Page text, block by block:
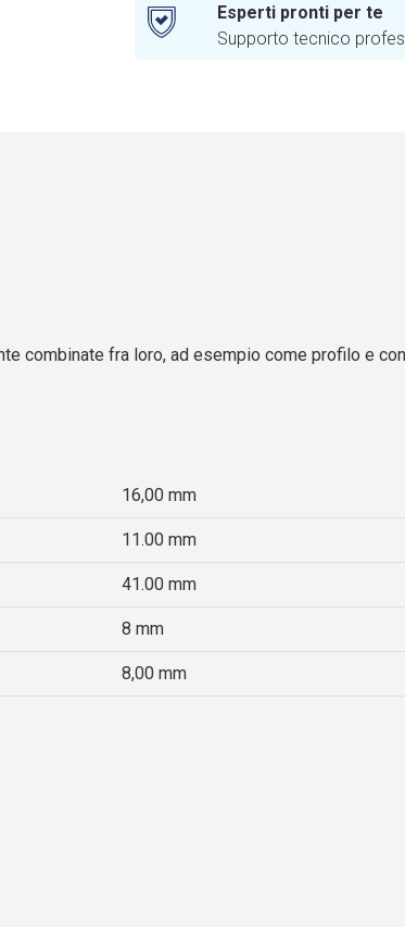
Esperti pronti per te
Supporto tecnico
combinate fra loro, ad esempio come profilo e
16,00 mm
11.00 mm
41.00 mm
8 mm
8,00 mm